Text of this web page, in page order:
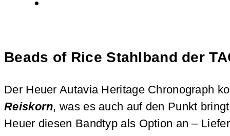
Beads of Rice Stahlband der
Der Heuer Autavia Heritage Chronograph
Reiskorn, was es auch auf den Punkt
Heuer diesen Bandtyp als Option an –